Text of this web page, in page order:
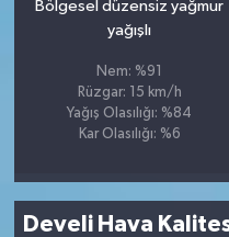
Bölgesel düzensiz yağmur
yağışlı
Nem: %91
Rüzgar: 15 km/h
Yağış Olasılığı: %84
Kar Olasılığı: %6
Develi Hava